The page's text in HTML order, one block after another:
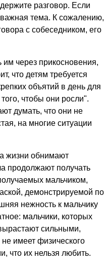
разговор. Если
важная тема. К сожалению,
с собеседником, его
через прикосновения,
что детям требуется
объятий в день для
чтобы они росли".
думать, что они не
на многие ситуации
жизни обнимают
продолжают получать
мальчиком,
демонстрируемой по
нежность к мальчику
мальчики, которых
сильными,
имеет физического
что их нельзя любить.